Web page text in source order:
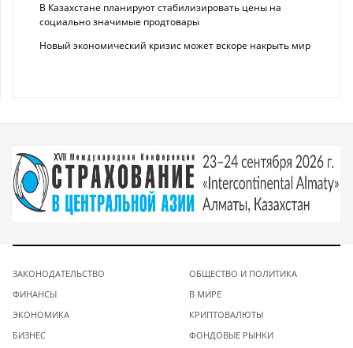
В Казахстане планируют стабилизировать цены на
социально значимые продтовары
Новый экономический кризис может вскоре накрыть мир
ЗАКОНОДАТЕЛЬСТВО
ФИНАНСЫ
ЭКОНОМИКА
БИЗНЕС
ОБЩЕСТВО И ПОЛИТИКА
В МИРЕ
КРИПТОВАЛЮТЫ
ФОНДОВЫЕ РЫНКИ